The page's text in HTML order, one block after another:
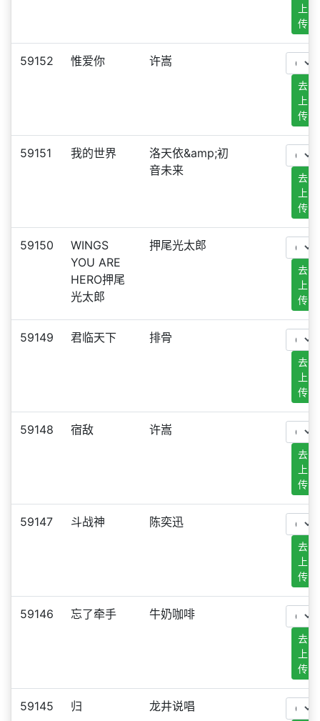
上
传
59152 惟爱你 许嵩
去
上
传
59151 我的世界
洛天依&amp;初
音未来
去
上
传
59150
WINGS
YOU ARE
HERO押尾
光太郎
押尾光太郎
去
上
传
59149 君临天下 排骨
去
上
传
59148 宿敌 许嵩
去
上
传
59147 斗战神 陈奕迅
去
上
传
59146 忘了牵手 牛奶咖啡
去
上
传
59145 归 龙井说唱